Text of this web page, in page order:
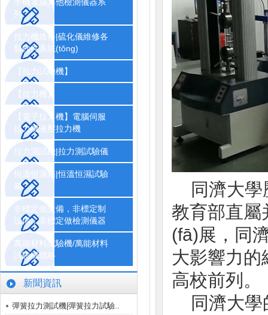
列
拉力機維修|硫化儀維修各
類軟件系統(tǒng)
【拉力試驗機】
【拉力機】
【電子拉力機】電腦伺服
拉力機液壓拉力機
拉力測試機|拉力測試驗儀
恒溫恒濕箱|恒溫恒濕試驗
箱
非標定做設備，非標定制
設備，非標定做檢測儀器
萬能材料試驗機/萬能材料
試驗機價格
新聞資訊
彈簧拉力測試機|彈簧拉力試驗..
同濟大學
教育部直屬
(fā)展，
大影響力的
高校前列。
同濟大